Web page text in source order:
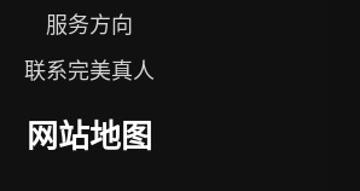
服务方向
联系完美真人
网站地图